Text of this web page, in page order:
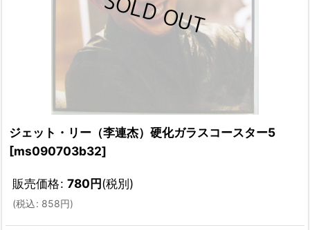
ジェット・リー（李連杰）硬化ガラスコースター5
[ms090703b32]
販売価格: 780円(税別)
(税込: 858円)